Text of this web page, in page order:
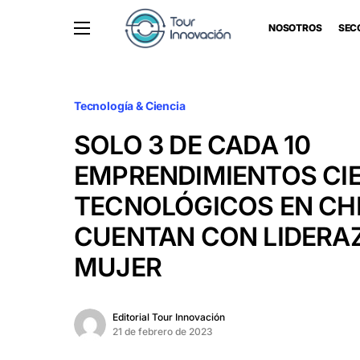
NOSOTROS
Tecnología & Ciencia
SOLO 3 DE CADA 10
EMPRENDIMIENTOS
TECNOLÓGICOS EN
CUENTAN CON
MUJER
Editorial Tour Innovación
21 de febrero de 2023